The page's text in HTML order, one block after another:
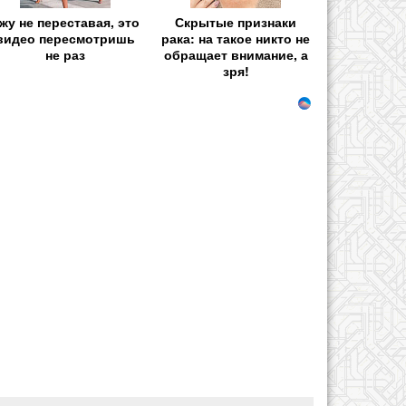
не переставая, это
пересмотришь
не раз
Скрытые признаки
рака: на такое никто не
обращает внимание, а
зря!